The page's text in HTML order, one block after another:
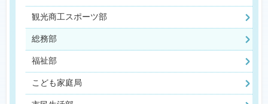
観光商工スポーツ部
総務部
福祉部
こども家庭局